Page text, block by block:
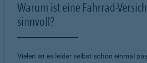
Warum ist eine Fahrrad-
sinnvoll?
Vielen ist es leider selbst schon einmal